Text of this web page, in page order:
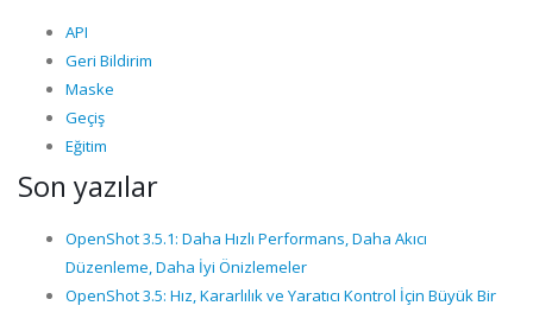
API
Geri Bildirim
Maske
Geçiş
Eğitim
Son yazılar
OpenShot 3.5.1: Daha Hızlı Performans, Daha Akıcı
Düzenleme, Daha İyi Önizlemeler
OpenShot 3.5: Hız, Kararlılık ve Yaratıcı Kontrol İçin Büyük Bir